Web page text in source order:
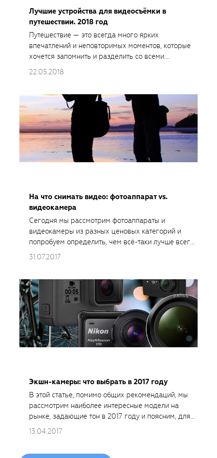
Лучшие устройства для видеосъёмки в
путешествии. 2018 год
Путешествие — это всегда много ярких
впечатлений и неповторимых моментов, которые
хочется запомнить и разделить со всеми.
Казалось бы, нет ничего проще в мире, где
путешествий с совершенно...
22.05.2018
На что снимать видео: фотоаппарат vs.
видеокамера
Сегодня мы рассмотрим фотоаппараты и
видеокамеры из разных ценовых категорий и
попробуем определить, чем всё-таки лучше всего
снимать видео.
31.07.2017
Экшн-камеры: что выбрать в 2017 году
В этой статье, помимо общих рекомендаций, мы
рассмотрим наиболее интересные модели на
рынке, задающие тон в 2017 году и поясним, для
каких задач какая модель подойдёт лучше.
13.04.2017